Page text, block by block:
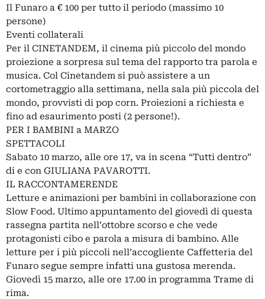
Il Funaro a € 100 per tutto il periodo (massimo 10
persone)
Eventi collaterali
Per il CINETANDEM, il cinema più piccolo del mondo
proiezione a sorpresa sul tema del rapporto tra parola e
musica. Col Cinetandem si può assistere a un
cortometraggio alla settimana, nella sala più piccola del
mondo, provvisti di pop corn. Proiezioni a richiesta e
fino ad esaurimento posti (2 persone!).
PER I BAMBINI a MARZO
SPETTACOLI
Sabato 10 marzo, alle ore 17, va in scena “Tutti dentro”
di e con GIULIANA PAVAROTTI.
IL RACCONTAMERENDE
Letture e animazioni per bambini in collaborazione con
Slow Food. Ultimo appuntamento del giovedì di questa
rassegna partita nell’ottobre scorso e che vede
protagonisti cibo e parola a misura di bambino. Alle
letture per i più piccoli nell’accogliente Caffetteria del
Funaro segue sempre infatti una gustosa merenda.
Giovedì 15 marzo, alle ore 17.00 in programma Trame di
rima.